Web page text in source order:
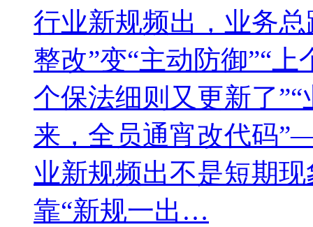
行业新规频出，业务
整改”变“主动防御”“
个保法细则又更新了
来，全员通宵改代码
业新规频出不是短期
靠“新规一出…